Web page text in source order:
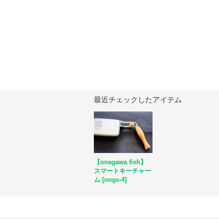
最近チェックしたアイテム
【onagawa fish】
スマートキーチャー
ム [ongs-4]